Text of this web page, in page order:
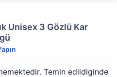
Unisex 3 Gözlü Kar
Temin edildiginde